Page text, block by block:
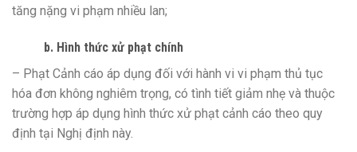
tăng nặng vi phạm nhiều lan;
b. Hình thức xử phạt chính
– Phạt Cảnh cáo áp dụng đối với hành vi vi phạm thủ tục
hóa đơn không nghiêm trọng, có tình tiết giảm nhẹ và thuộc
trường hợp áp dụng hình thức xử phạt cảnh cáo theo quy
định tại Nghị định này.